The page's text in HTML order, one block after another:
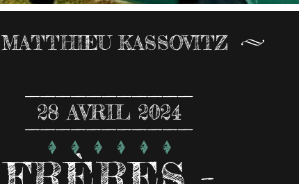
MATTHIEU KASSOVITZ
28 AVRIL 2024